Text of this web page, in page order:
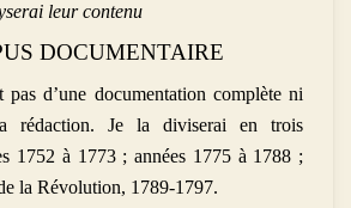
leur contenu
DOCUMENTAIRE
pas d’une documentation complète ni
rédaction. Je la diviserai en trois
1752 à 1773 ; années 1775 à 1788 ;
la Révolution, 1789-1797.